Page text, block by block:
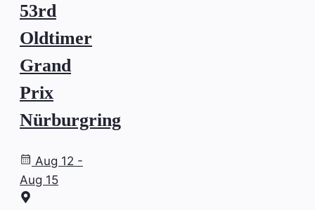
53rd
Oldtimer
Grand
Prix
Nürburgring
Aug 12 -
Aug 15